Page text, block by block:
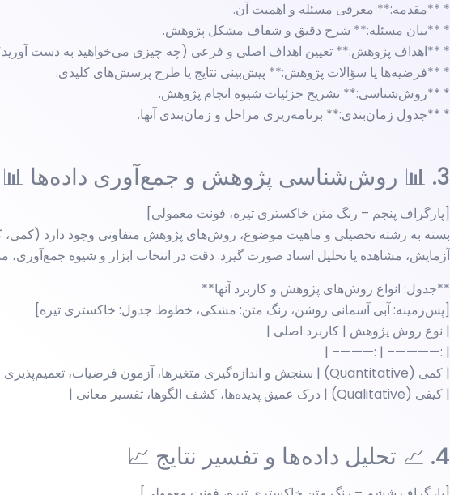
* **مقدمه:** معرفی مسئله و اهمیت آن.
* **بیان مسئله:** شرح دقیق و شفاف مشکل پژوهش.
* **اهداف پژوهش:** تعیین اهداف اصلی و فرعی (چه چیزی می‌خواهید به دست
* **فرضیه‌ها یا سؤالات پژوهش:** پیش‌بینی نتایج یا طرح پرسش‌های کلیدی.
* **روش‌شناسی:** تشریح جزئیات شیوه انجام پژوهش.
* **جدول زمان‌بندی:** برنامه‌ریزی مراحل و زمان‌بندی آنها.
3. 📊 روش‌شناسی پژوهش و جمع‌آوری داده‌ها 📊
[پارگراف پنجم – رنگ متن خاکستری تیره، فونت معمولی]
بسته به رشته تحصیلی و ماهیت موضوع، روش‌های پژوهش متفاوتی وجود دارد (کمی،
آزمایش، مشاهده یا تحلیل اسناد صورت گیرد. دقت در انتخاب ابزار و شیوه جمع‌آوری،
**جدول: انواع روش‌های پژوهش و کاربرد آنها**
[پس‌زمینه: آبی آسمانی روشن، رنگ متن: مشکی، خطوط جدول: خاکستری تیره]
| نوع روش پژوهش | کاربرد اصلی |
| :————– | :———– |
| کمی (Quantitative) | سنجش و اندازه‌گیری متغیرها، آزمون فرضیات، تعمیم‌پذیری |
| کیفی (Qualitative) | درک عمیق پدیده‌ها، کشف الگوها، تفسیر معانی |
4. 📈 تحلیل داده‌ها و تفسیر نتایج 📈